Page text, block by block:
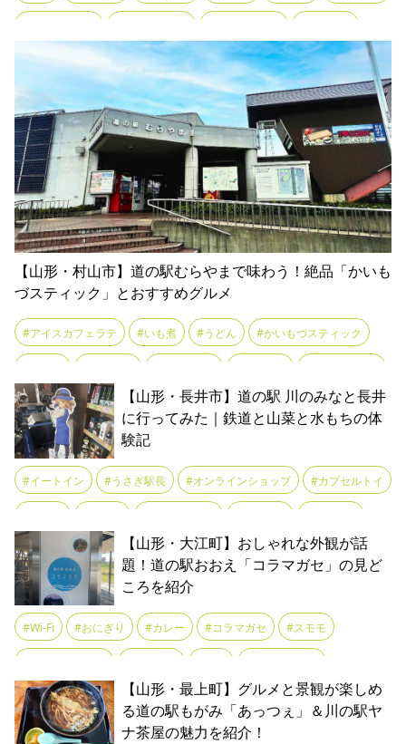
#ビビンバ #フォトスポット #ホットク #リトル韓国 #冷麺
#撮影スポット #異国感 #韓国 #韓国グルメ
#韓国ラーメン
【山形・村山市】道の駅むらやまで味わう！絶品「かいも
づスティック」とおすすめグルメ
#アイスカフェラテ #いも煮 #うどん #かいもづスティック
#そば #そばジェラート #そばパフェ #ドライブ
#とんかつ定食 #ナポリタン
#まゆ玉 #ランチ #リニューアルオープン #りんごジュース
#ロースかつ丼 #伝統食 #冷たいラーメン #名物
#味噌ラーメン #和スイーツ #土産 #天丼 #山形グルメ
#山形ブランド牛 #山形牛 #山形牛ステーキ重
#庄内豚 #村山市 #板そば #梅ソーダ #水出しコーヒー
#特産品 #直売コーナー #米沢豚 #蔵王牛コロッケ
#道の駅 #郷土料理 #醤油ラーメン #長距離ドライブ
#陽夏妃 #青梅 #鳥中華
【山形・長井市】道の駅 川のみなと長井
に行ってみた｜鉄道と山菜と水もちの体
験記
#イートイン #うさぎ駅長 #オンラインショップ #カプセルトイ
#バーニック・ナガイ #フラワー長井線 #もっちぃ #ランチ
#レストラン #レンタサイクル
#山菜 #水もち #特産品 #登録有形文化財 #観光
#鉄道ファン #鉄道むすめ #長井ダム #鮎貝りんご
【山形・大江町】おしゃれな外観が話
題！道の駅おおえ「コラマガセ」の見ど
ころを紹介
#Wi‑Fi #おにぎり #カレー #コラマガセ #スモモ
#ファミリー #ぷくちゃん #ベーカリー #やまべ牛乳
#ラーメン #ラフランス #ランチ #リニューアルオープン
【山形・最上町】グルメと景観が楽しめ
る道の駅もがみ「あっつぇ」＆川の駅ヤ
ナ茶屋の魅力を紹介！